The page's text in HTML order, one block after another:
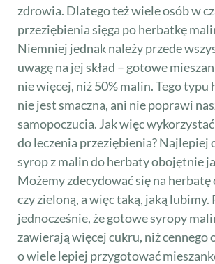
zdrowia. Dlatego też wiele osób w
przeziębienia sięga po herbatkę
Niemniej jednak należy przede
uwagę na jej skład – gotowe
nie więcej, niż 50% malin. Tego typu
nie jest smaczna, ani nie poprawi
samopoczucia. Jak więc
do leczenia przeziębienia? Najlepiej
syrop z malin do herbaty obojętnie
Możemy zdecydować się na herbatę
czy zieloną, a więc taką, jaką
jednocześnie, że gotowe syropy
zawierają więcej cukru, niż cennego
o wiele lepiej przygotować